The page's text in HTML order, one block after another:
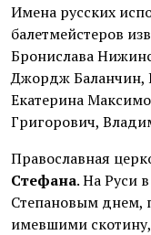
Имена русских
балетмейстеров
Бронислава
Джордж Баланчин,
Екатерина
Григорович,
Православная
Стефана. На Руси
Степановым днем,
имевшими